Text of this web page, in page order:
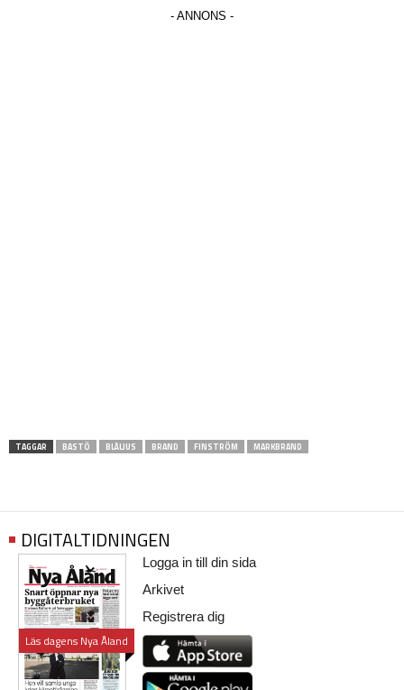
TAGGAR BASTÖ BLÅLJUS BRAND FINSTRÖM MARKBRAND
DIGITALTIDNINGEN
Läs dagens Nya Åland
Logga in till din sida
Arkivet
Registrera dig